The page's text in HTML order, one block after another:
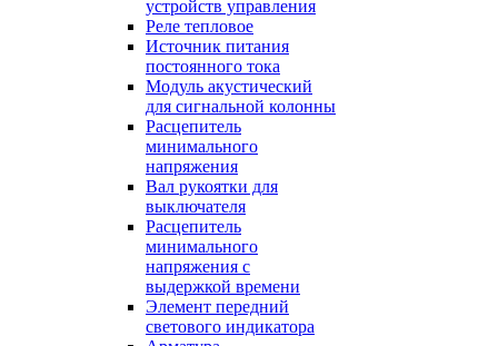
устройств управления
Реле тепловое
Источник питания
постоянного тока
Модуль акустический
для сигнальной колонны
Расцепитель
минимального
напряжения
Вал рукоятки для
выключателя
Расцепитель
минимального
напряжения с
выдержкой времени
Элемент передний
светового индикатора